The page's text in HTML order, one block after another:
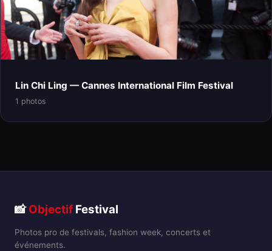
Lin Chi Ling — Cannes International Film Festival
1 photos
📸Objectif Festival
Photos pro de festivals, fashion week, concerts et
événements.